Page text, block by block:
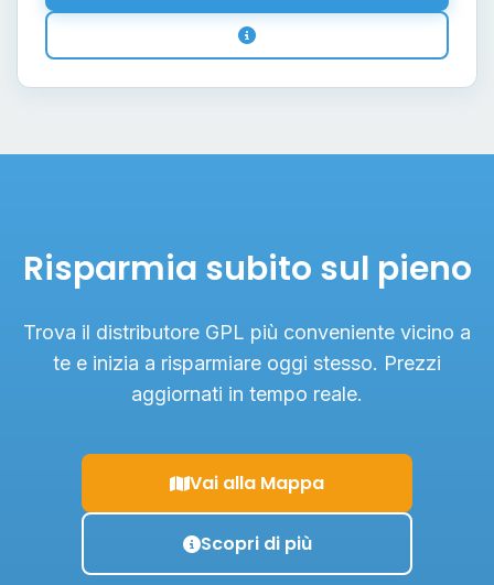
Risparmia subito sul pieno
Trova il distributore GPL più conveniente vicino a
te e inizia a risparmiare oggi stesso. Prezzi
aggiornati in tempo reale.
Vai alla Mappa
Scopri di più